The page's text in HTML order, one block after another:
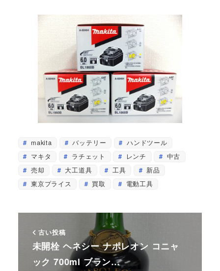
makita バッテリー
ハンドツール
マキタ
ラチェット レンチ
中古
売却
大工道具 工具
新品
東京プライス
買取 電動工具
古い投稿
未開栓 ヘネシー ナポレオン コニャ
ック 700ml ブラン…